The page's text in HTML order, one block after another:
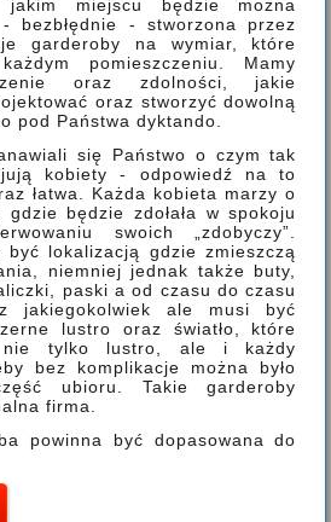
jakim miejscu będzie można
bezbłędnie - stworzona przez
garderoby na wymiar, które
pomieszczeniu. Mamy
oraz zdolności, jakie
oraz stworzyć dowolną
pod Państwa dyktando.
się Państwo o czym tak
kobiety - odpowiedź na to
łatwa. Każda kobieta marzy o
będzie zdołała w spokoju
swoich „zdobyczy”.
być lokalizacją gdzie zmieszczą
niemniej jednak także buty,
paski a od czasu do czasu
jakiegokolwiek ale musi być
lustro oraz światło, które
nie tylko lustro, ale i każdy
bez komplikacje można było
ubioru. Takie garderoby
firma.
powinna być dopasowana do